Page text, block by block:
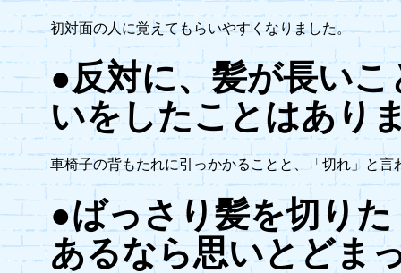
初対面の人に覚えてもらいやすくなりました。
●反対に、髪が長い
いをしたことはあり
車椅子の背もたれに引っかかることと、「切れ」と言
●ばっさり髪を切り
あるなら思いとどま